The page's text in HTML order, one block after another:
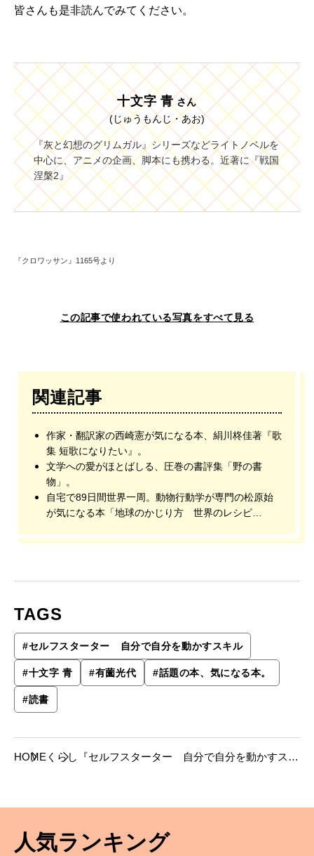
皆さんも是非読んでみてください。
十文字 青 さん
(じゅうもんじ・あお)
『灰と幻想のグリムガル』シリーズなどライトノベルを
中心に、アニメの企画、脚本にも携わる。近著に『戦国
涅槃2』
『クロワッサン』1165号より
この記事で使われている写真をすべて見る
関連記事
作家・翻訳家の西崎憲が気になる本、絹川柊佳著『歌
集 短歌になりたい』。
文学への愛がほとばしる、圧巻の書評集「野の書
物」。
自宅で89日間世界一周。動物行動学が専門の松原始
が気になる本「地球のかじり方 世界のレシピ
TAGS
#セルフスターター 自分で自分を動かすスキル
#十文字 青 #有薗光代 #話題の本、気になる本。
#読書
HOME くらし
『セルフスターター 自分で自分を動かすスキ
人気ランキング